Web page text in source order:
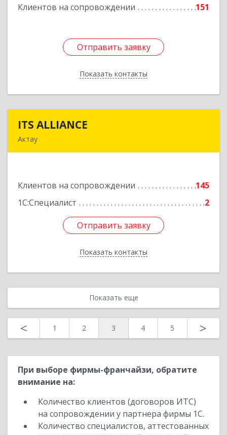
Клиентов на сопровождении 151
Отправить заявку
Показать контакты
Подробнее
Отправить заявку
Назад
ITS ALLIANCE
Актау
Клиентов на сопровождении
145
1С:Специалист
2
Отправить заявку
Показать контакты
Отправить заявку
Назад
Показать еще
< 1 2 3 4 5 >
При выборе фирмы-франчайзи, обратите
внимание на:
Количество клиентов (договоров ИТС)
на сопровождении у партнера фирмы 1С.
Количество специалистов, аттестованных